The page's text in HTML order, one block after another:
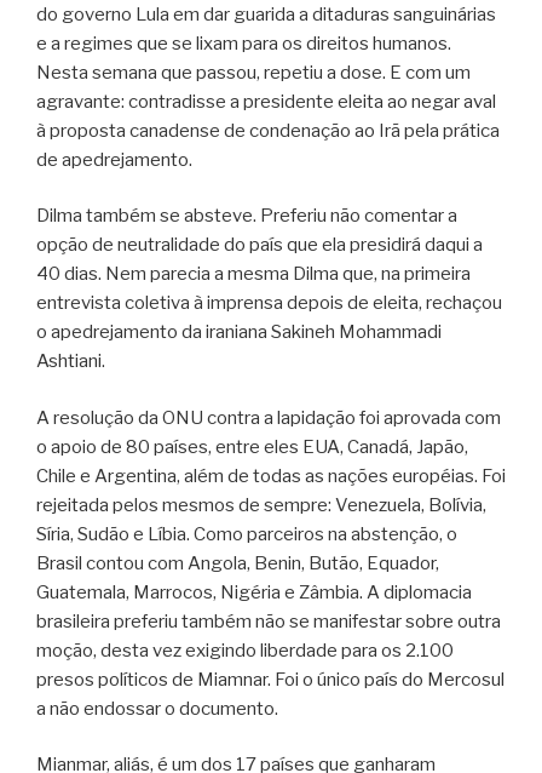
do governo Lula em dar guarida a ditaduras sanguinárias
e a regimes que se lixam para os direitos humanos.
Nesta semana que passou, repetiu a dose. E com um
agravante: contradisse a presidente eleita ao negar aval
à proposta canadense de condenação ao Irã pela prática
de apedrejamento.
Dilma também se absteve. Preferiu não comentar a
opção de neutralidade do país que ela presidirá daqui a
40 dias. Nem parecia a mesma Dilma que, na primeira
entrevista coletiva à imprensa depois de eleita, rechaçou
o apedrejamento da iraniana Sakineh Mohammadi
Ashtiani.
A resolução da ONU contra a lapidação foi aprovada com
o apoio de 80 países, entre eles EUA, Canadá, Japão,
Chile e Argentina, além de todas as nações européias. Foi
rejeitada pelos mesmos de sempre: Venezuela, Bolívia,
Síria, Sudão e Líbia. Como parceiros na abstenção, o
Brasil contou com Angola, Benin, Butão, Equador,
Guatemala, Marrocos, Nigéria e Zâmbia. A diplomacia
brasileira preferiu também não se manifestar sobre outra
moção, desta vez exigindo liberdade para os 2.100
presos políticos de Miamnar. Foi o único país do Mercosul
a não endossar o documento.
Mianmar, aliás, é um dos 17 países que ganharam